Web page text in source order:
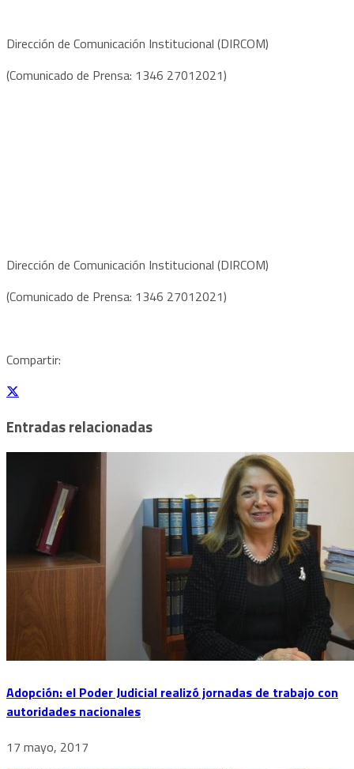
Dirección de Comunicación Institucional (DIRCOM)
(Comunicado de Prensa: 1346 27012021)
Dirección de Comunicación Institucional (DIRCOM)
(Comunicado de Prensa: 1346 27012021)
Compartir:
Entradas relacionadas
Adopción: el Poder Judicial realizó jornadas de trabajo con
autoridades nacionales
17 mayo, 2017